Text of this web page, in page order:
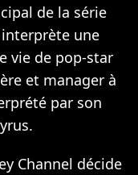
de la série
interprète une
vie de pop-star
et manager à
par son
Channel décide